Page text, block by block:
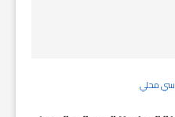
محلي